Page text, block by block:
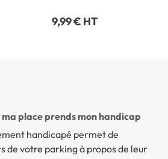
9,99 € HT
place prends mon handicap
handicapé permet de
de votre parking à propos de leur